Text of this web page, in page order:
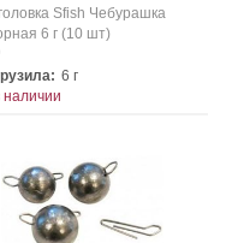
Sfish Чебурашка
6 г (10 шт)
6 г
наличии